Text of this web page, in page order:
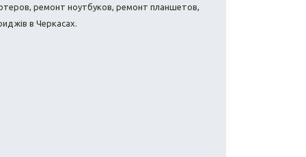
ремонт ноутбуков, ремонт планшетов,
в Черкасах.